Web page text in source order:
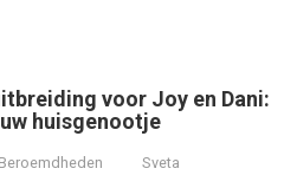
voor Joy en Dani:
huisgenootje
Beroemdheden Sveta